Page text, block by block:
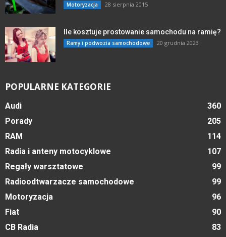
Motoryzacja 28 sierpnia 2015
Ile kosztuje prostowanie samochodu na ramię?
Ramy i podwozia samochodowe 20 grudnia 2023
POPULARNE KATEGORIE
Audi
360
Porady
205
RAM
114
Radia i anteny motocyklowe
107
Regały warsztatowe
99
Radioodtwarzacze samochodowe
99
Motoryzacja
96
Fiat
90
CB Radia
83